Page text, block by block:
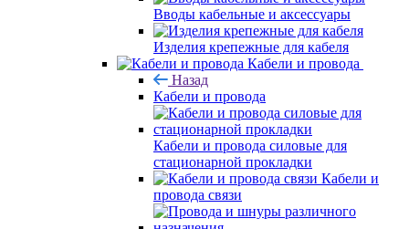
Вводы кабельные и аксессуары
Изделия крепежные для кабеля
Кабели и провода
Назад
Кабели и провода
Кабели и провода силовые для
стационарной прокладки
Кабели и
провода связи